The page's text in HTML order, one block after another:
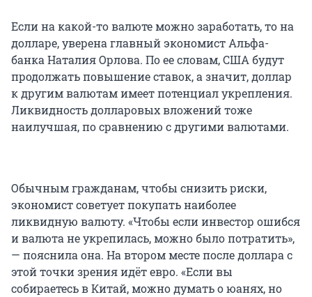
Если на какой-то валюте можно заработать, то на
долларе, уверена главный экономист Альфа-
банка Наталия Орлова. По ее словам, США будут
продолжать повышение ставок, а значит, доллар
к другим валютам имеет потенциал укрепления.
Ликвидность долларовых вложений тоже
наилучшая, по сравнению с другими валютами.
Обычным гражданам, чтобы снизить риски,
экономист советует покупать наиболее
ликвидную валюту. «Чтобы если инвестор ошибся
и валюта не укрепилась, можно было потратить»,
— пояснила она. На втором месте после доллара с
этой точки зрения идёт евро. «Если вы
собираетесь в Китай, можно думать о юанях, но